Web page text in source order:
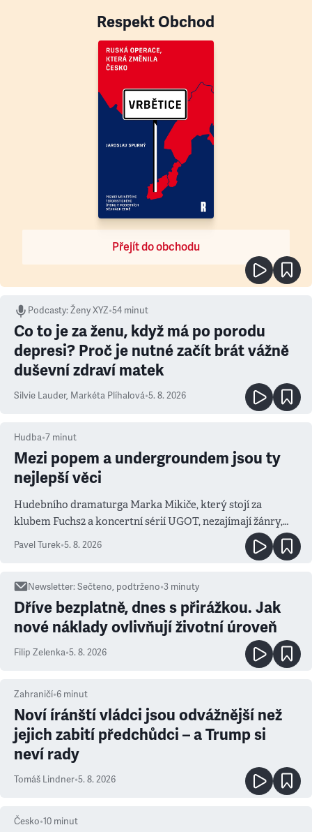
Respekt Obchod
Přejít do obchodu
Podcasty:Ženy XYZ•54 minut
Co to je za ženu, když má po porodu
depresi? Proč je nutné začít brát vážně
duševní zdraví matek
Silvie Lauder, Markéta Plíhalová•5. 8. 2026
Hudba•7 minut
Mezi popem a undergroundem jsou ty
nejlepší věci
Hudebního dramaturga Marka Mikiče, který stojí za
klubem Fuchs2 a koncertní sérií UGOT, nezajímají žánry,
ale atmosféra
Pavel Turek•5. 8. 2026
Newsletter:Sečteno, podtrženo•3 minuty
Dříve bezplatně, dnes s přirážkou. Jak
nové náklady ovlivňují životní úroveň
Filip Zelenka•5. 8. 2026
Zahraničí•6 minut
Noví íránští vládci jsou odvážnější než
jejich zabití předchůdci – a Trump si
neví rady
Tomáš Lindner•5. 8. 2026
Česko•10 minut